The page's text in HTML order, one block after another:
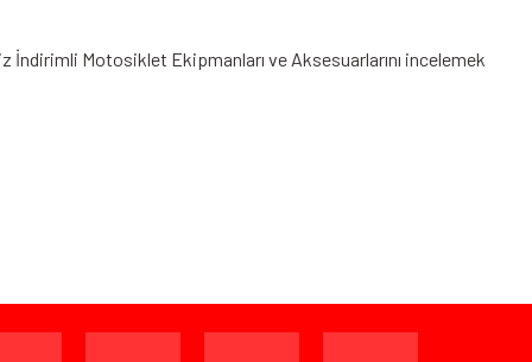
İndirimli Motosiklet Ekipmanları ve Aksesuarlarını incelemek